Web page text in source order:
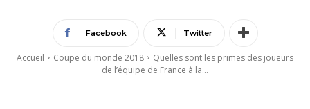
Facebook Twitter
Accueil Coupe du monde 2018
Quelles sont les primes des joueurs
de l’équipe de France à la...